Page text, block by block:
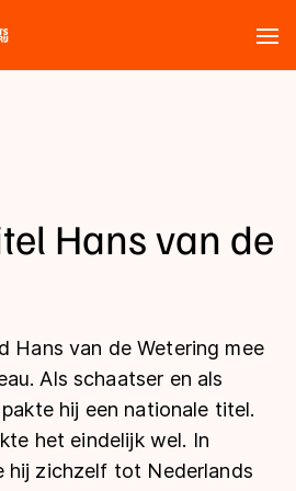
Hans van de
Hans van de Wetering mee
Als schaatser en als
hij een nationale titel.
het eindelijk wel. In
hij zichzelf tot Nederlands